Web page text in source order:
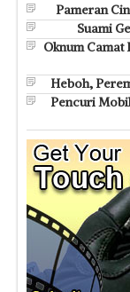
Pameran
Suami
Oknum Camat
Heboh,
Pencuri